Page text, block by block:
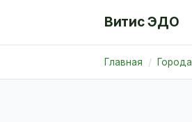
Витис ЭДО
Главная Города